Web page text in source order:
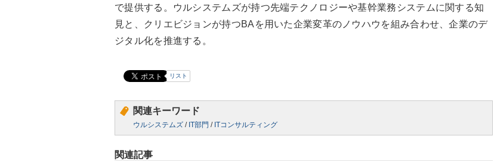
で提供する。ウルシステムズが持つ先端テクノロジーや基幹業務システムに関する知
見と、クリエビジョンが持つBAを用いた企業変革のノウハウを組み合わせ、企業のデ
ジタル化を推進する。
リスト
関連キーワード
ウルシステムズ / IT部門 / ITコンサルティング
関連記事